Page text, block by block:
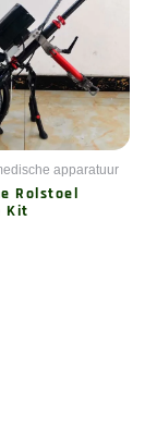
apparatuur
Rolstoel
Kit